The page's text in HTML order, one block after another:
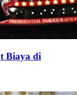
Biaya di